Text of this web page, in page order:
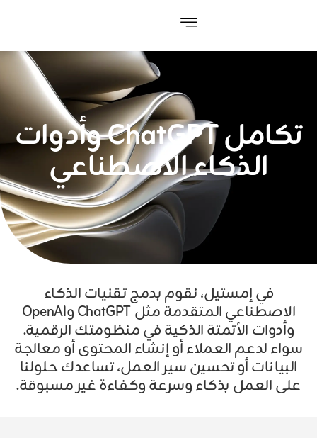
تكامل ChatGPT وأدوات
الذكاء الاصطناعي
في إمستيل، نقوم بدمج تقنيات الذكاء
الاصطناعي المتقدمة مثل ChatGPT وOpenAI
وأدوات الأتمتة الذكية في منظومتك الرقمية.
سواء لدعم العملاء أو إنشاء المحتوى أو معالجة
البيانات أو تحسين سير العمل، تساعدك حلولنا
على العمل بذكاء وسرعة وكفاءة غير مسبوقة.